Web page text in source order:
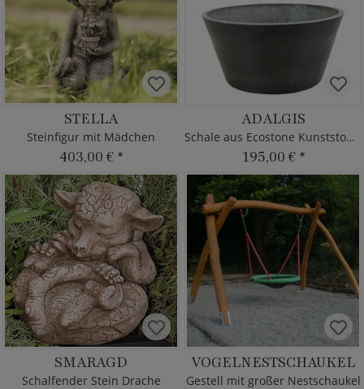
STELLA
Steinfigur mit Mädchen
403,00 € *
ADALGIS
Schale aus Ecostone Kunststoff - Rund
195,00 € *
SMARAGD
Schalfender Stein Drache
VOGELNESTSCHAUKEL
Gestell mit großer Nestschaukel